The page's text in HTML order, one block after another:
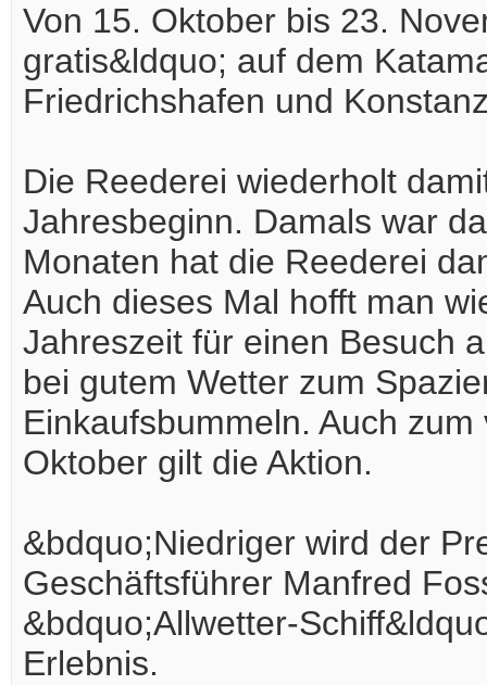
Von 15. Oktober bis 23.
gratis&ldquo; auf dem
Friedrichshafen und
Die Reederei wiederholt
Jahresbeginn. Damals war
Monaten hat die Reederei
Auch dieses Mal hofft man
Jahreszeit für einen Besuch
bei gutem Wetter zum
Einkaufsbummeln. Auch
Oktober gilt die Aktion.
&bdquo;Niedriger wird der
Geschäftsführer Manfred
&bdquo;Allwetter-
Erlebnis.